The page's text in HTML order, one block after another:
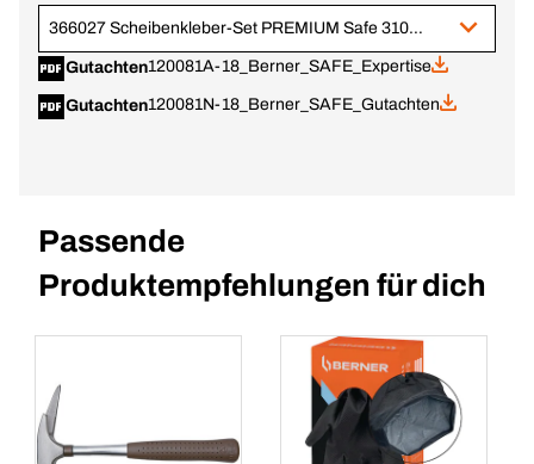
366027 Scheibenkleber-Set PREMIUM Safe 310 ml
Gutachten120081A-18_Berner_SAFE_Expertise
Gutachten120081N-18_Berner_SAFE_Gutachten
Passende
Produktempfehlungen für dich